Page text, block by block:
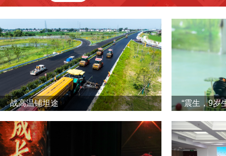
战高温铺坦途 “震生，9岁